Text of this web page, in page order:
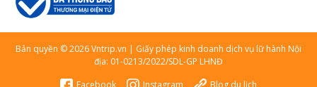
Bản quyền ©2026Vntrip.vn | Giấy phép kinh doanh dịch vụ lữ hành Nội
địa: 01-0213/2022/SDL-GP LHNĐ